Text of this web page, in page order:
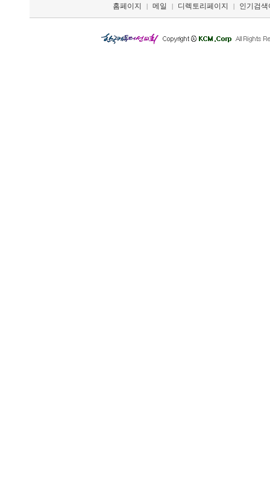
홈페이지 | 메일 | 디렉토리페이지 | 인기검색